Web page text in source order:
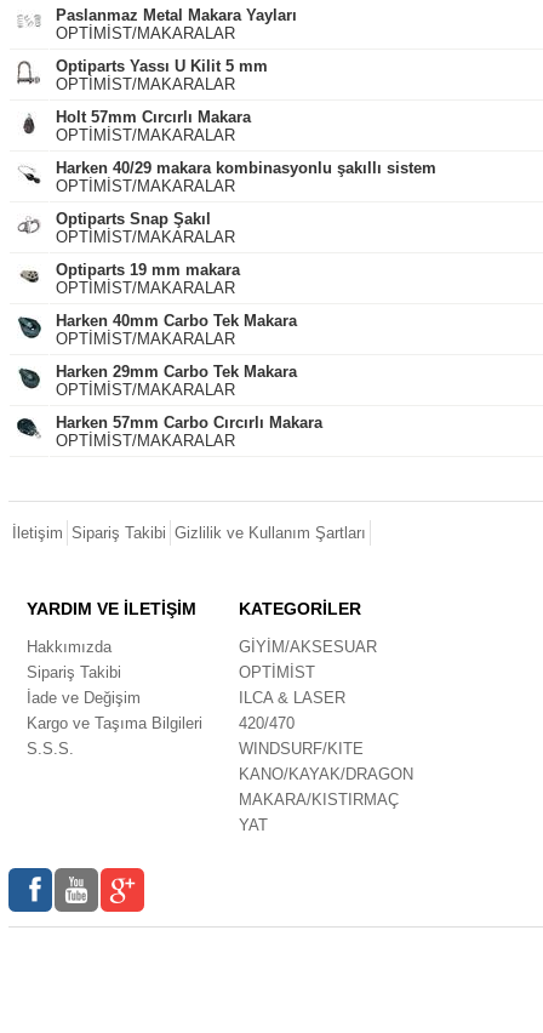
Paslanmaz Metal Makara Yayları
OPTİMİST/MAKARALAR
Optiparts Yassı U Kilit 5 mm
OPTİMİST/MAKARALAR
Holt 57mm Cırcırlı Makara
OPTİMİST/MAKARALAR
Harken 40/29 makara kombinasyonlu şakıllı sistem
OPTİMİST/MAKARALAR
Optiparts Snap Şakıl
OPTİMİST/MAKARALAR
Optiparts 19 mm makara
OPTİMİST/MAKARALAR
Harken 40mm Carbo Tek Makara
OPTİMİST/MAKARALAR
Harken 29mm Carbo Tek Makara
OPTİMİST/MAKARALAR
Harken 57mm Carbo Cırcırlı Makara
OPTİMİST/MAKARALAR
İletişim Sipariş Takibi Gizlilik ve Kullanım Şartları
YARDIM VE İLETİŞİM
Hakkımızda
Sipariş Takibi
İade ve Değişim
Kargo ve Taşıma Bilgileri
S.S.S.
KATEGORİLER
GİYİM/AKSESUAR
OPTİMİST
ILCA & LASER
420/470
WINDSURF/KITE
KANO/KAYAK/DRAGON
MAKARA/KISTIRMAÇ
YAT